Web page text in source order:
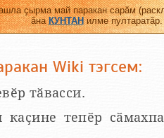
ҫырма май паракан сарӑм
ӑнаКУНТАНилме пултаратӑр.
Wiki тэгсем:
тӑвасси.
каҫине тепӗр